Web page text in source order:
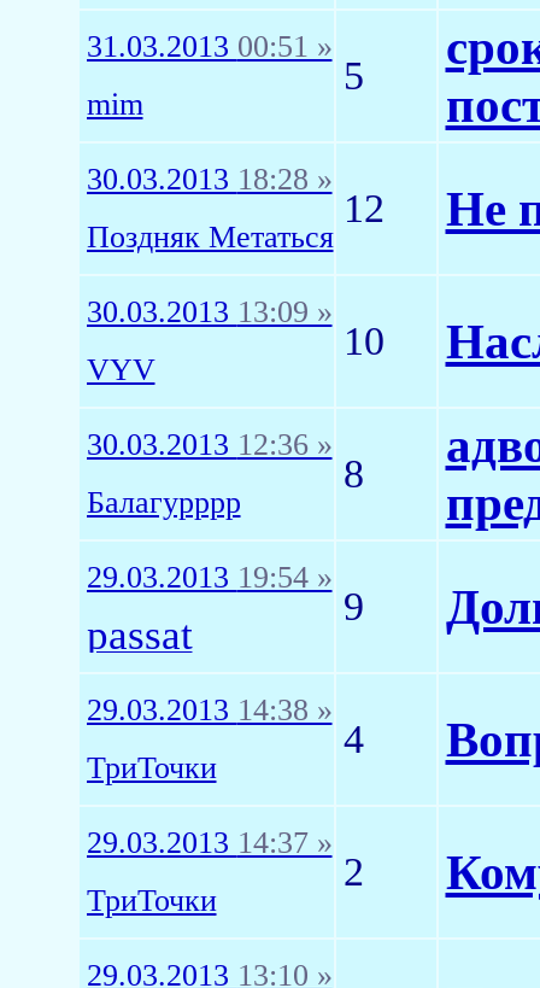
31.03.2013 00:51 »
mim
5
30.03.2013 18:28 »
Поздняк Метаться
12 Не
30.03.2013 13:09 »
VYV
10
30.03.2013 12:36 »
Балагурррр
8
29.03.2013 19:54 »
passat
9
29.03.2013 14:38 »
ТриТочки
4
29.03.2013 14:37 »
ТриТочки
2
29.03.2013 13:10 »